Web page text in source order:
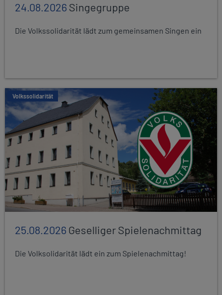
24.08.2026Singegruppe
Die Volkssolidarität lädt zum gemeinsamen Singen ein
Volkssolidarität
25.08.2026Geselliger Spielenachmittag
Die Volksolidarität lädt ein zum Spielenachmittag!